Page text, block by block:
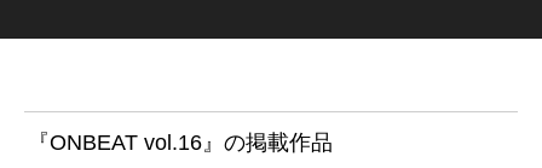
『ONBEAT vol.16』の掲載作品